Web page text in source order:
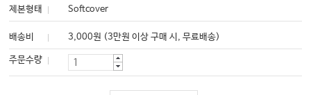
제본형태
Softcover
배송비 3,000원 (3만원 이상 구매 시, 무료배송)
주문수량